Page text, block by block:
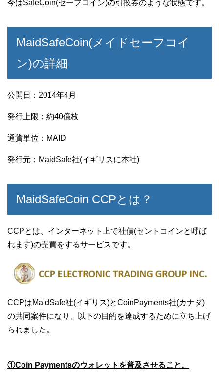
今はSafeCoin(セーフコイン)の引換券のような状態です。
MaidSafeCoin(メイドセーフコイ
ン)の詳細
公開日：2014年4月
発行上限：約40億枚
通貨単位：MAID
発行元：MaidSafe社(イギリスに本社)
MaidSafeCoin CCPとは？
CCPとは、インターネット上で社債(セントコインと呼ば
れます)の売買をするサービスです。
CCPはMaidSafe社(イギリス)とCoinPayments社(カナダ)
の共同案件になり、以下の目的を達成するために立ち上げ
られました。
①Coin Paymentsのウォレットを普及させること。